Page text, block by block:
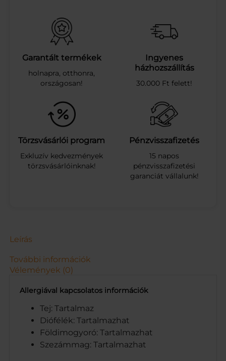
A
R
A
M
L
L
2
0
0
G
m
e
n
Garantált termékek
holnapra, otthonra,
országosan!
Ingyenes
házhozszállítás
30.000 Ft felett!
Törzsvásárlói program
Exkluzív kedvezmények
törzsvásárlóinknak!
Pénzvisszafizetés
15 napos
pénzvisszafizetési
garanciát vállalunk!
Leírás
További információk
Vélemények (0)
Allergiával kapcsolatos információk
Tej: Tartalmaz
Diófélék: Tartalmazhat
Földimogyoró: Tartalmazhat
Szezámmag: Tartalmazhat